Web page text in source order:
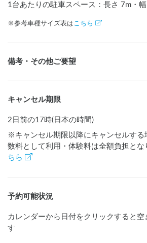
1台あたりの駐車スペース：長さ 7m ・幅
※参考車種サイズ表は こちら
備考・その他ご要望
キャンセル期限
2日前の17時(日本の時間)
※キャンセル期限以降にキャンセルする
数料として利用・体験料は全額負担とな
ちら
予約可能状況
カレンダーから日付をクリックすると空
す